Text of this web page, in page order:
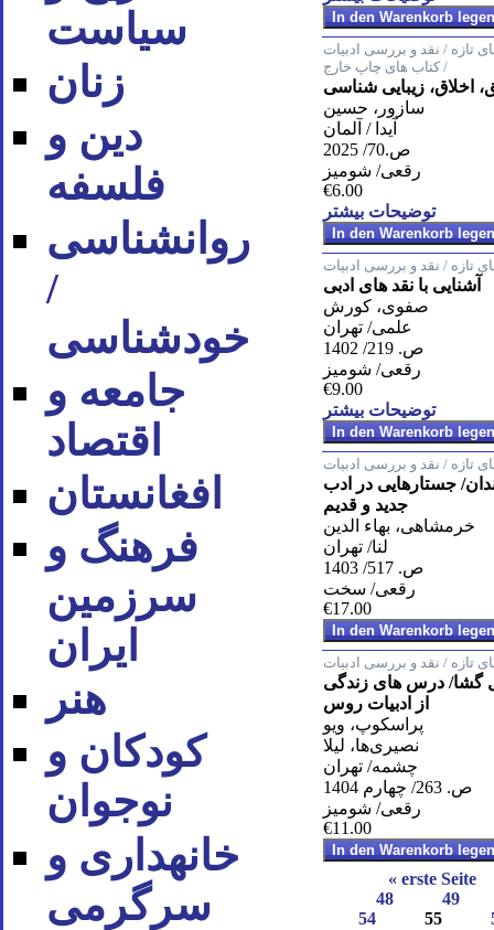
سیاست
زنان
دین و
فلسفه
روان‪شناسی
/
خودشناسی
جامعه و
اقتصاد
افغانستان
فرهنگ و
سرزمین
ایران
هنر
کودکان و
نوجوان
خانه‪داری و
سرگرمی
تازه / نقد و بررسی ادبیات
/ کتاب های چاپ خارج
اخلاق، زیبایی شناسی
سازور، حسین
آیدا / آلمان
ص.70/ 2025
رقعی/ شومیز
€6.00
توضیحات بیشتر
تازه / نقد و بررسی ادبیات
آشنایی با نقد های ادبی
صفوی، کورش
علمی/ تهران
ص. 219/ 1402
رقعی/ شومیز
€9.00
توضیحات بیشتر
تازه / نقد و بررسی ادبیات
جستارهایی در ادب
جدید و قدیم
خرمشاهی، بهاء الدین
لنا/ تهران
ص. 517/ 1403
رقعی/ سخت
€17.00
تازه / نقد و بررسی ادبیات
گشا/ درس های زندگی
از ادبیات روس
پراسکوپ، ویو
نصیری‌ها، لیلا
چشمه/ تهران
ص. 263/ چهارم 1404
رقعی/ شومیز
€11.00
« erste Seite
48
49
54
55